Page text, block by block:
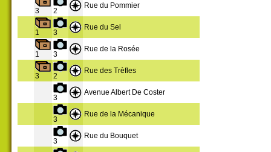
3 2
Rue du Pommier
1 3
Rue du Sel
1 3
Rue de la Rosée
3 2
Rue des Trèfles
3
Avenue Albert De Coster
3
Rue de la Mécanique
3
Rue du Bouquet